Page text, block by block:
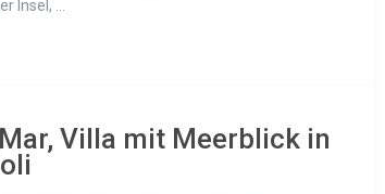
Insel, ...
Villa mit Meerblick in